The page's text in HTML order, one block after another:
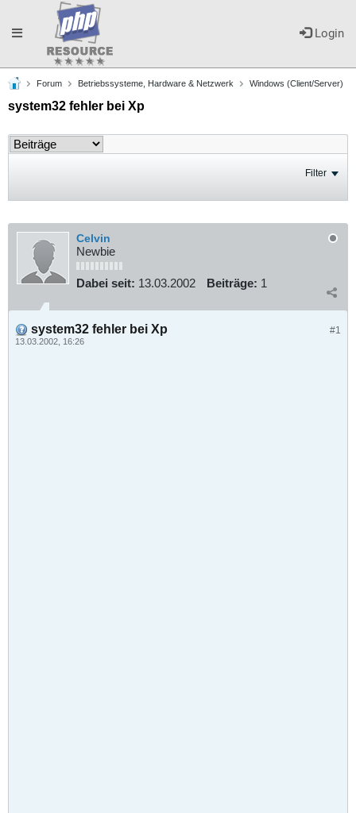
Login
Toggle
navigation
Forum Betriebssysteme, Hardware & Netzwerk Windows (Client/Server)
system32 fehler bei Xp
Filter
Celvin
Newbie
Dabei seit: 13.03.2002 Beiträge: 1
#1
system32 fehler bei Xp
13.03.2002, 16:26